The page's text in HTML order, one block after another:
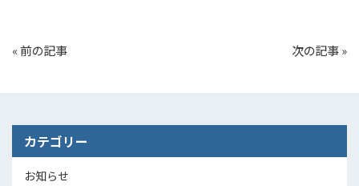
«前の記事 次の記事»
カテゴリー
お知らせ